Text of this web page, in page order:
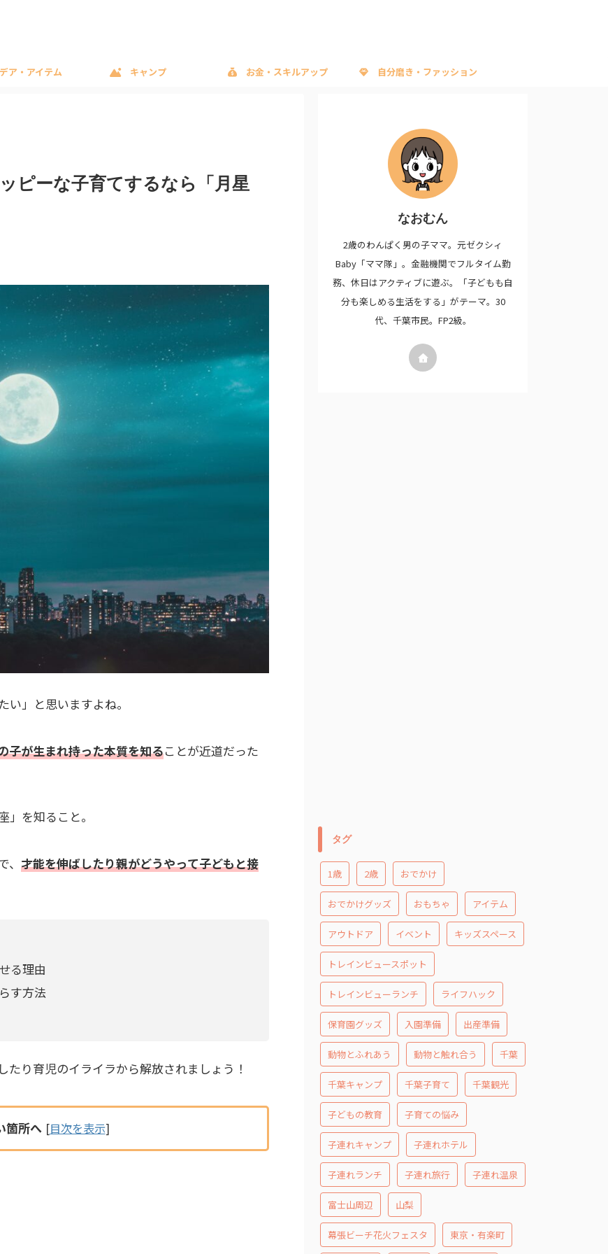
ア・アイテム キャンプ お金・スキルアップ 自分磨き・ファッション
ピーな子育てするなら「月星
い」と思いますよね。
子が生まれ持った本質を知ることが近道だった
を知ること。
才能を伸ばしたり親がどうやって子どもと接
る理由
す方法
り育児のイライラから解放されましょう！
箇所へ [目次を表示]
なおむん
2歳のわんぱく男の子ママ。元ゼクシィ
Baby「ママ隊」。金融機関でフルタイム勤
務、休日はアクティブに遊ぶ。「子どもも自
分も楽しめる生活をする」がテーマ。30
代、千葉市民。FP2級。
タグ
1歳 2歳 おでかけ
おでかけグッズ おもちゃ アイテム
アウトドア イベント キッズスペース
トレインビュースポット
トレインビューランチ ライフハック
保育園グッズ 入園準備 出産準備
動物とふれあう 動物と触れ合う 千葉
千葉キャンプ 千葉子育て 千葉観光
子どもの教育 子育ての悩み
子連れキャンプ 子連れホテル
子連れランチ 子連れ旅行 子連れ温泉
富士山周辺 山梨
幕張ビーチ花火フェスタ 東京・有楽町